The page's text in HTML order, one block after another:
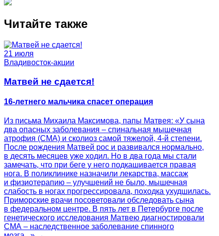
Читайте также
21 июля
Владивосток-акции
Матвей не сдается!
16-летнего мальчика спасет операция
Из письма Михаила Максимова, папы Матвея: «У сына
два опасных заболевания – спинальная мышечная
атрофия (СМА) и сколиоз самой тяжелой, 4-й степени.
После рождения Матвей рос и развивался нормально,
в десять месяцев уже ходил. Но в два года мы стали
замечать, что при беге у него подкашивается правая
нога. В поликлинике назначили лекарства, массаж
и физиотерапию – улучшений не было, мышечная
слабость в ногах прогрессировала, походка ухудшилась.
Приморские врачи посоветовали обследовать сына
в федеральном центре. В пять лет в Петербурге после
генетического исследования Матвею диагностировали
СМА – наследственное заболевание спинного